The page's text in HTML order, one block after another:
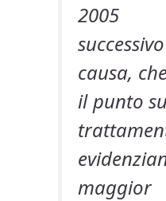
2005
causa,
il punto